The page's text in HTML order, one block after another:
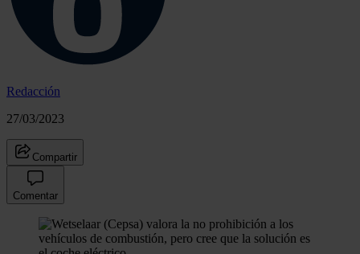
Redacción
27/03/2023
Compartir
Comentar